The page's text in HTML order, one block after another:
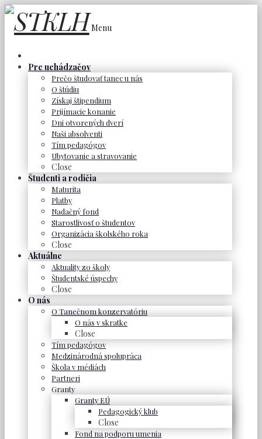
Menu
Pre uchádzačov
Prečo študovať tanec u nás
O štúdiu
Získaj štipendium
Prijímacie konanie
Dni otvorených dverí
Naši absolventi
Tím pedagógov
Ubytovanie a stravovanie
Close
Študenti a rodičia
Maturita
Platby
Nadačný fond
Starostlivosť o študentov
Organizácia školského roka
Close
Aktuálne
Aktuality zo školy
Študentské úspechy
Close
O nás
O Tanečnom konzervatóriu
O nás v skratke
Close
Tím pedagógov
Medzinárodná spolupráca
Škola v médiách
Partneri
Granty
Granty EÚ
Pedagogický klub
Close
Fond na podporu umenia